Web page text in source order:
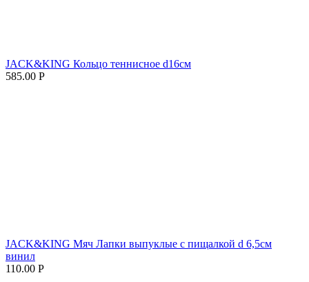
JACK&KING Кольцо теннисное d16см
585.00 Р
JACK&KING Мяч Лапки выпуклые с пищалкой d 6,5см
винил
110.00 Р